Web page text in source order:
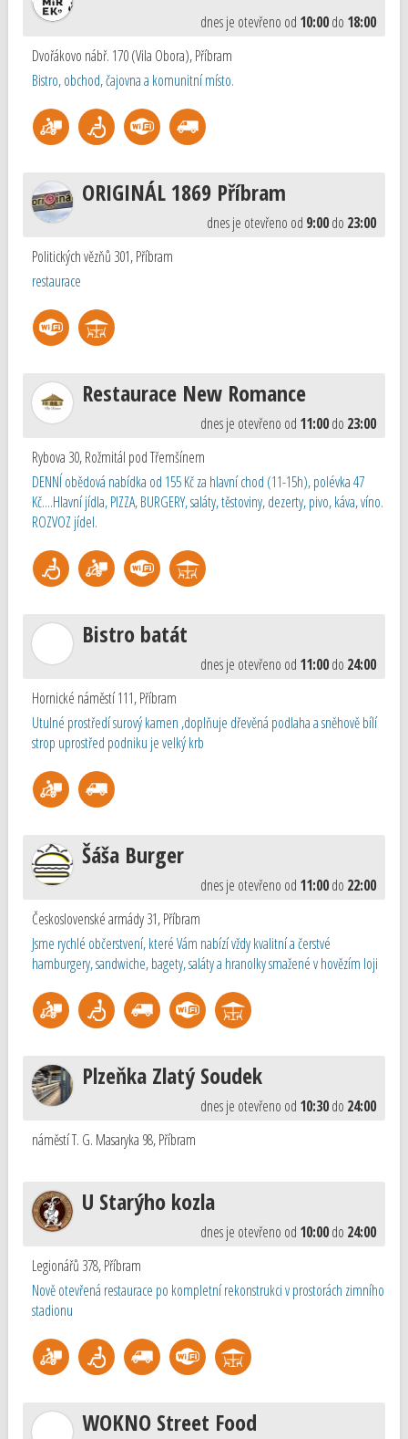
dnes je otevřeno od 10:00do 18:00
Dvořákovo nábř. 170 (Vila Obora),Příbram
Bistro, obchod, čajovna a komunitní místo.
ORIGINÁL 1869 Příbram
dnes je otevřeno od 9:00do 23:00
Politických vězňů 301,Příbram
restaurace
Restaurace New Romance
dnes je otevřeno od 11:00do 23:00
Rybova 30,Rožmitál pod Třemšínem
DENNÍ obědová nabídka od 155 Kč za hlavní chod (11-15h), polévka 47
Kč....Hlavní jídla, PIZZA, BURGERY, saláty, těstoviny, dezerty, pivo, káva, víno.
ROZVOZ jídel.
Bistro batát
dnes je otevřeno od 11:00do 24:00
Hornické náměstí 111,Příbram
Utulné prostředí surový kamen ,doplňuje dřevěná podlaha a sněhově bílí
strop uprostřed podniku je velký krb
Šáša Burger
dnes je otevřeno od 11:00do 22:00
Československé armády 31,Příbram
Jsme rychlé občerstvení, které Vám nabízí vždy kvalitní a čerstvé
hamburgery, sandwiche, bagety, saláty a hranolky smažené v hovězím loji
Plzeňka Zlatý Soudek
dnes je otevřeno od 10:30do 24:00
náměstí T. G. Masaryka 98,Příbram
U Starýho kozla
dnes je otevřeno od 10:00do 24:00
Legionářů 378,Příbram
Nově otevřená restaurace po kompletní rekonstrukci v prostorách zimního
stadionu
WOKNO Street Food